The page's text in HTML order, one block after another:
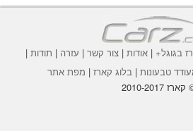
בגוגל+|אודות |צור קשר | עזרה | תודות |
| בלוג קארז | מפת אתר
2010-2017